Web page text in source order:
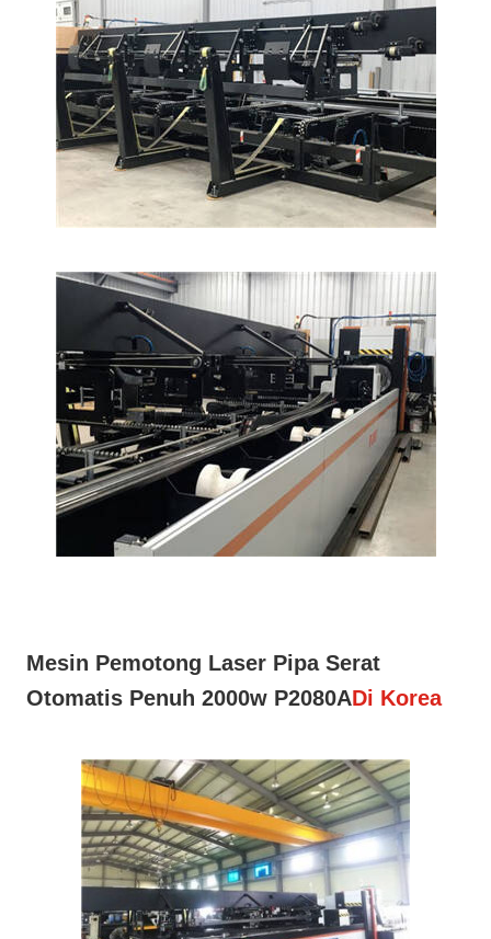
Mesin Pemotong Laser Pipa Serat
Otomatis Penuh 2000w P2080ADi Korea